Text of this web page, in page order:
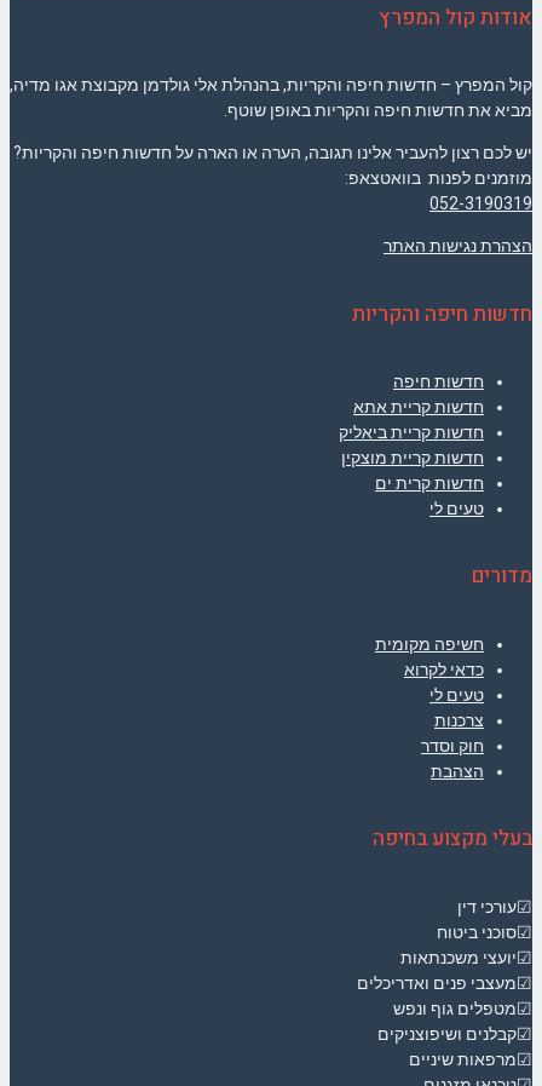
אודות קול המפרץ
קול המפרץ – חדשות חיפה והקריות, בהנהלת אלי גולדמן מקבוצת אגו מדיה,
מביא את חדשות חיפה והקריות באופן שוטף.
יש לכם רצון להעביר אלינו תגובה, הערה או הארה על חדשות חיפה והקריות?
מוזמנים לפנות בוואטצאפ:
052-3190319
הצהרת נגישות האתר
חדשות חיפה והקריות
חדשות חיפה
חדשות קריית אתא
חדשות קריית ביאליק
חדשות קריית מוצקין
חדשות קרית ים
טעים לי
מדורים
חשיפה מקומית
כדאי לקרוא
טעים לי
צרכנות
חוק וסדר
הצהבת
בעלי מקצוע בחיפה
☑עורכי דין
☑סוכני ביטוח
☑יועצי משכנתאות
☑מעצבי פנים ואדריכלים
☑מטפלים גוף ונפש
☑קבלנים ושיפוצניקים
☑מרפאות שיניים